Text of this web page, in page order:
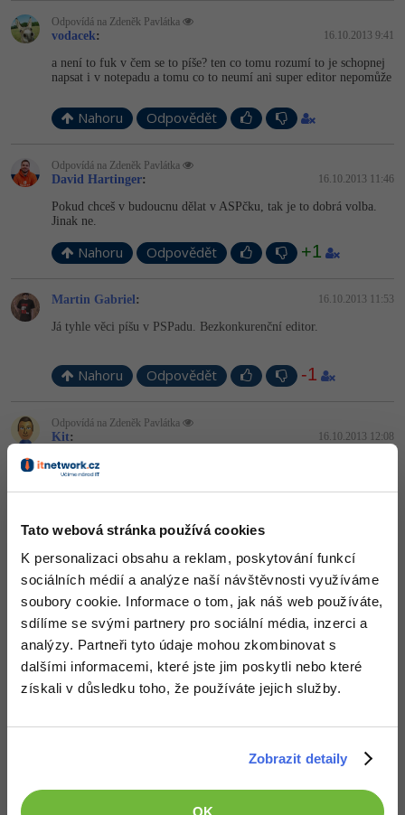
Tato webová stránka používá cookies
K personalizaci obsahu a reklam, poskytování funkcí
sociálních médií a analýze naší návštěvnosti využíváme
soubory cookie. Informace o tom, jak náš web používáte,
sdílíme se svými partnery pro sociální média, inzerci a
analýzy. Partneři tyto údaje mohou zkombinovat s
dalšími informacemi, které jste jim poskytli nebo které
získali v důsledku toho, že používáte jejich služby.
Zobrazit detaily
OK
Více
Fórum
Sítě
Kybernetická bezpečnost
Elektronický podpis
Fórum
Blog
Kariéra
Odpovídá na Zdeněk Pavlátka
vodacek: 16.10.2013 9:41
a není to fuk v čem se to píše? ten co tomu rozumí to je schopnej
napsat i v notepadu a tomu co to neumí ani super editor nepomůže
Nahoru Odpovědět
Odpovídá na Zdeněk Pavlátka
David Hartinger: 16.10.2013 11:46
Pokud chceš v budoucnu dělat v ASPčku, tak je to dobrá volba.
Jinak ne.
Nahoru Odpovědět +1
Martin Gabriel : 16.10.2013 11:53
Já tyhle věci píšu v PSPadu. Bezkonkurenční editor.
Nahoru Odpovědět -1
Odpovídá na Zdeněk Pavlátka
Kit: 16.10.2013 12:08
Nejlepším editorem je Vim. Má podporu pro cca 500
programovacích jazyků a slušnou komunitu, která poskytuje
ohromné množství vylepšení a maker.
Nahoru Odpovědět
Zdeněk Pavlátka: 16.10.2013 16:35
Chci editor, který bude zvýrazňovat kódy (kód je přehlednější a
dají se v něm snáze hledat chyby) a který bude snadný na
ovládání.
Nahoru Odpovědět